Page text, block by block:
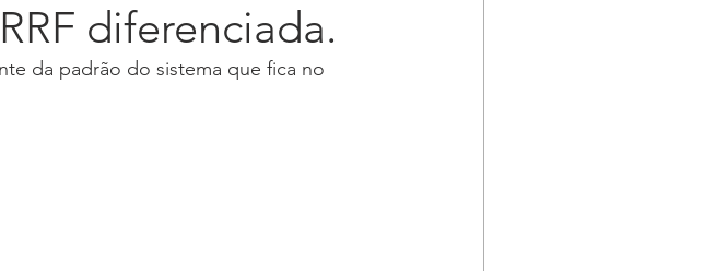
diferenciada.
da padrão do sistema que fica no